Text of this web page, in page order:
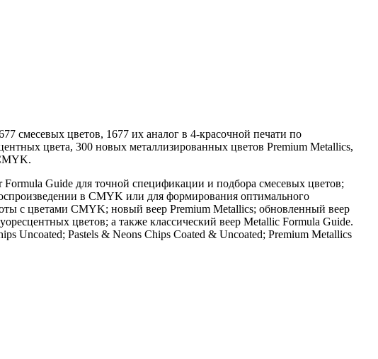
смесевых цветов, 1677 их аналог в 4-красочной печати по
цвета, 300 новых металлизированных цветов Premium Metallics,
Guide для точной спецификации и подбора смесевых цветов;
в CMYK или для формирования оптимального
с цветами CMYK; новый веер Premium Metallics; обновленный веер
цветов; а также классический веер Metallic Formula Guide.
Uncoated; Pastels & Neons Chips Coated & Uncoated; Premium Metallics